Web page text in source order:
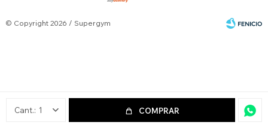
1 COMPRAR
© Copyright 2026 / Supergym
Fenicio